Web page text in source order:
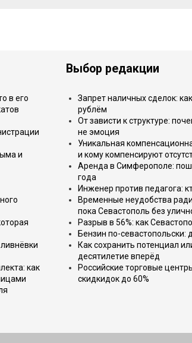
в его
и
как
Выбор редакции
Запрет наличных сделок:
рублём
От зависти к структуре:
не эмоция
Уникальная
и кому компенсируют
Аренда в Симферополе:
года
Инженер против педагога:
Временные неудобства
пока Севастополь без
Разрыв в 56%: как
Бензин по-
Как сохранить потенциал
десятилетие вперёд
Российские торговые
скидкидок до 60%